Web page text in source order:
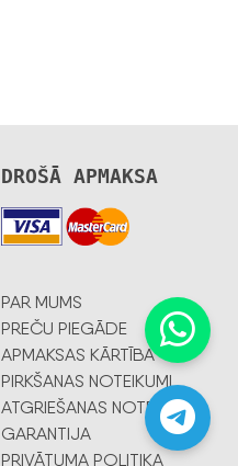
DROŠĀ APMAKSA
PAR MUMS
PREČU PIEGĀDE
APMAKSAS KĀRTĪBA
PIRKŠANAS NOTEIKUMI
ATGRIEŠANAS NOTEIKUMI
GARANTIJA
PRIVĀTUMA POLITIKA